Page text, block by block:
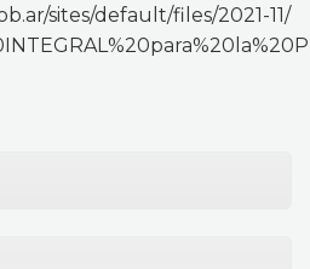
sites/default/files/2021-11/